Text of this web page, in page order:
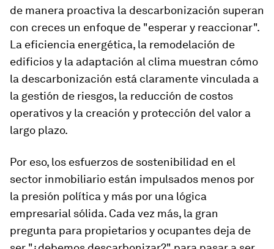
de manera proactiva la descarbonización superan
con creces un enfoque de "esperar y reaccionar".
La eficiencia energética, la remodelación de
edificios y la adaptación al clima muestran cómo
la descarbonización está claramente vinculada a
la gestión de riesgos, la reducción de costos
operativos y la creación y protección del valor a
largo plazo.
Por eso, los esfuerzos de sostenibilidad en el
sector inmobiliario están impulsados menos por
la presión política y más por una lógica
empresarial sólida. Cada vez más, la gran
pregunta para propietarios y ocupantes deja de